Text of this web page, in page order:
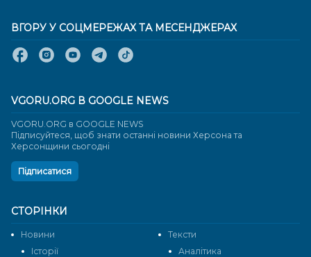
СТОРІНКИ
Новини
Тексти
Історії
Аналітика
ВГОРУ У СОЦМЕРЕЖАХ ТА МЕСЕНДЖЕРАХ
VGORU.ORG В GOOGLE NEWS
VGORU.ORG в GOOGLE NEWS
Підписуйтеся, щоб знати останні новини Херсона та
Херсонщини сьогодні
Підписатися